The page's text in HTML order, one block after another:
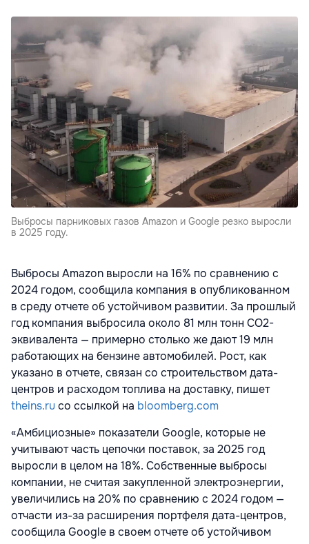
Выбросы парниковых газов Amazon и Google резко выросли
в 2025 году.
Выбросы Amazon выросли на 16% по сравнению с
2024 годом, сообщила компания в опубликованном
в среду отчете об устойчивом развитии. За прошлый
год компания выбросила около 81 млн тонн CO2-
эквивалента — примерно столько же дают 19 млн
работающих на бензине автомобилей. Рост, как
указано в отчете, связан со строительством дата-
центров и расходом топлива на доставку, пишет
theins.ruсо ссылкой на bloomberg.com
«Амбициозные» показатели Google, которые не
учитывают часть цепочки поставок, за 2025 год
выросли в целом на 18%. Собственные выбросы
компании, не считая закупленной электроэнергии,
увеличились на 20% по сравнению с 2024 годом —
отчасти из-за расширения портфеля дата-центров,
сообщила Google в своем отчете об устойчивом